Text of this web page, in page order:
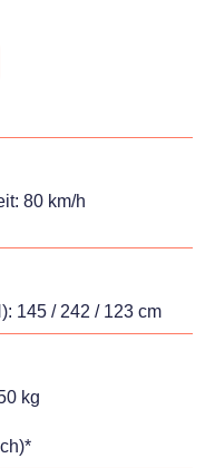
80 km/h
145 / 242 / 123 cm
kg